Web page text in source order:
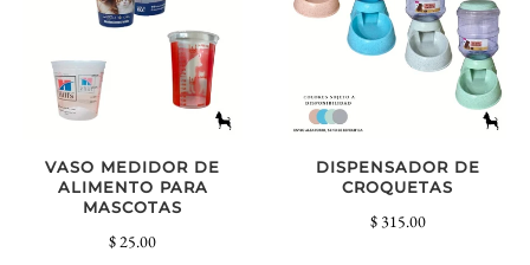
VASO MEDIDOR DE
ALIMENTO PARA
MASCOTAS
$ 25.00
DISPENSADOR DE
CROQUETAS
$ 315.00